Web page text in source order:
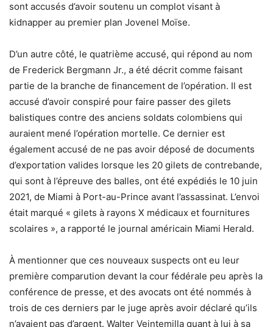
sont accusés d’avoir soutenu un complot visant à
kidnapper au premier plan Jovenel Moïse.
D’un autre côté, le quatrième accusé, qui répond au nom
de Frederick Bergmann Jr., a été décrit comme faisant
partie de la branche de financement de l’opération. Il est
accusé d’avoir conspiré pour faire passer des gilets
balistiques contre des anciens soldats colombiens qui
auraient mené l’opération mortelle. Ce dernier est
également accusé de ne pas avoir déposé de documents
d’exportation valides lorsque les 20 gilets de contrebande,
qui sont à l’épreuve des balles, ont été expédiés le 10 juin
2021, de Miami à Port-au-Prince avant l’assassinat. L’envoi
était marqué « gilets à rayons X médicaux et fournitures
scolaires », a rapporté le journal américain Miami Herald.
À mentionner que ces nouveaux suspects ont eu leur
première comparution devant la cour fédérale peu après la
conférence de presse, et des avocats ont été nommés à
trois de ces derniers par le juge après avoir déclaré qu’ils
n’avaient pas d’argent. Walter Veintemilla quant à lui à sa